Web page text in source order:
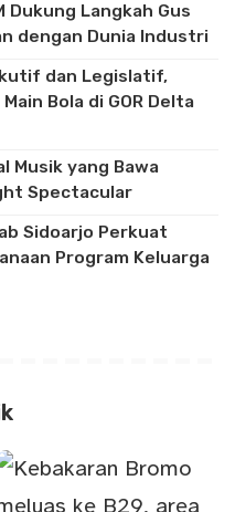
Dukung Langkah Gus
dengan Dunia Industri
dan Legislatif,
Bola di GOR Delta
Musik yang Bawa
Spectacular
Sidoarjo Perkuat
Program Keluarga